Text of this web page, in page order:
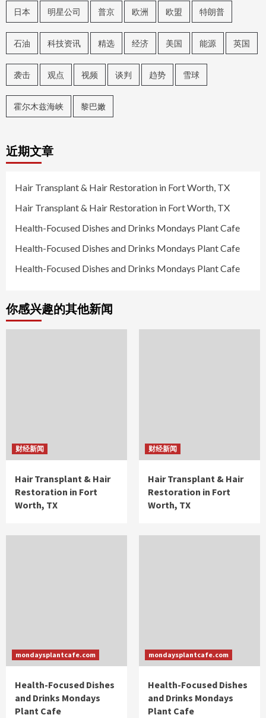
日本 明星公司 普京 欧洲 欧盟 特朗普
石油 科技资讯 精选 经济 美国 能源 英国
袭击 观点 视频 谈判 趋势 雪球
霍尔木兹海峡 黎巴嫩
近期文章
Hair Transplant & Hair Restoration in Fort Worth, TX
Hair Transplant & Hair Restoration in Fort Worth, TX
Health-Focused Dishes and Drinks Mondays Plant Cafe
Health-Focused Dishes and Drinks Mondays Plant Cafe
Health-Focused Dishes and Drinks Mondays Plant Cafe
你感兴趣的其他新闻
财经新闻
Hair Transplant & Hair
Restoration in Fort
Worth, TX
财经新闻
Hair Transplant & Hair
Restoration in Fort
Worth, TX
mondaysplantcafe.com
Health-Focused Dishes
and Drinks Mondays
Plant Cafe
mondaysplantcafe.com
Health-Focused Dishes
and Drinks Mondays
Plant Cafe